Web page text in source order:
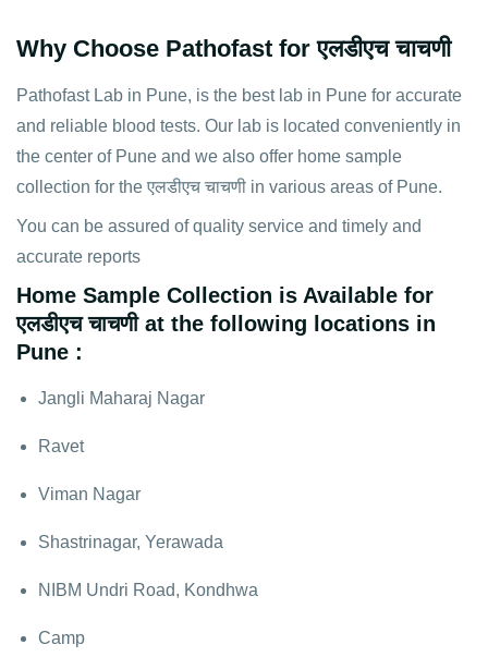
Why Choose Pathofast for एलडीएच चाचणी
Pathofast Lab in Pune, is the best lab in Pune for accurate
and reliable blood tests. Our lab is located conveniently in
the center of Pune and we also offer home sample
collection for the एलडीएच चाचणी in various areas of Pune.
You can be assured of quality service and timely and
accurate reports
Home Sample Collection is Available for
एलडीएच चाचणी at the following locations in
Pune :
Jangli Maharaj Nagar
Ravet
Viman Nagar
Shastrinagar, Yerawada
NIBM Undri Road, Kondhwa
Camp